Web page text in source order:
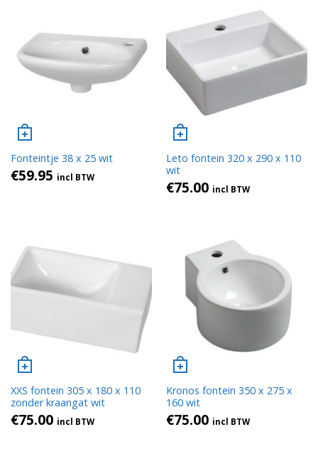
Fonteintje 38 x 25 wit
€59.95 incl BTW
Leto fontein 320 x 290 x 110
wit
€75.00 incl BTW
XXS fontein 305 x 180 x 110
zonder kraangat wit
€75.00 incl BTW
Kronos fontein 350 x 275 x
160 wit
€75.00 incl BTW